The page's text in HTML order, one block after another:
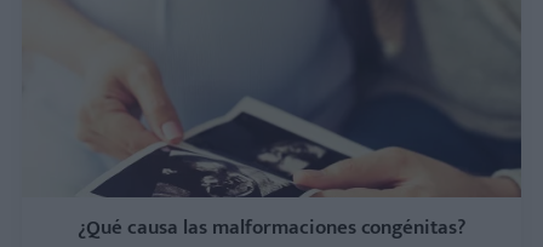
¿Qué causa las malformaciones congénitas?